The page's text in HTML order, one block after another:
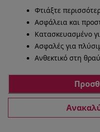
Φτιάξτε
Ασφάλεια και
Κατασκευασμένο
Ασφαλές για
Ανθεκτικό στη